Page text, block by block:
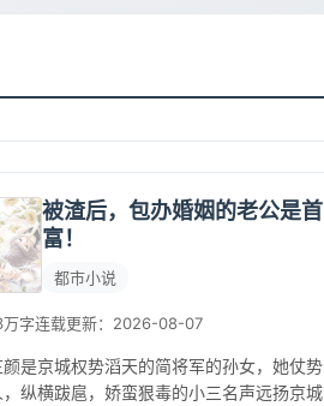
被渣后，包办婚姻的老公是首
富！
都市小说
万字连载更新：2026-08-07
颜是京城权势滔天的简将军的孙女，她仗势
纵横跋扈，娇蛮狠毒的小三名声远扬京城